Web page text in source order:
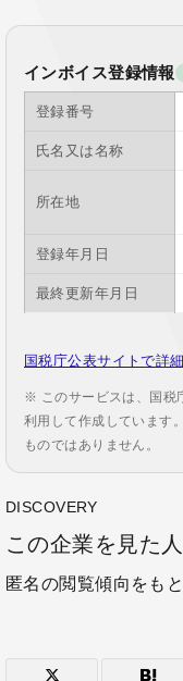
インボイス登録情報
登録番号
氏名又は名称
所在地
登録年月日
最終更新年月日
国税庁公表サイトで詳
※ このサービスは、国税
利用して作成しています
ものではありません。
DISCOVERY
この企業を見た
匿名の閲覧傾向をも